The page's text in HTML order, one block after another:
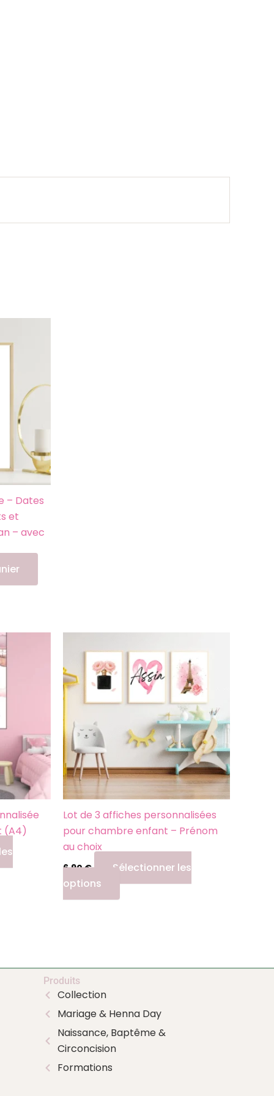
– Dates
et
– avec
(A4)
Lot de 3 affiches personnalisées
pour chambre enfant – Prénom
au choix
6,90€
Sélectionner les
options
produit
plusieurs
variations.
options
peuvent
être
choisies
sur
la
page
produit
Produits
Collection
Mariage & Henna Day
Naissance, Baptême &
Circoncision
Formations